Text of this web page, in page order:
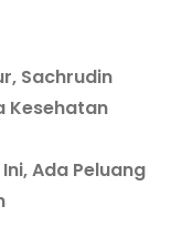
Sachrudin
Kesehatan
Ada Peluang